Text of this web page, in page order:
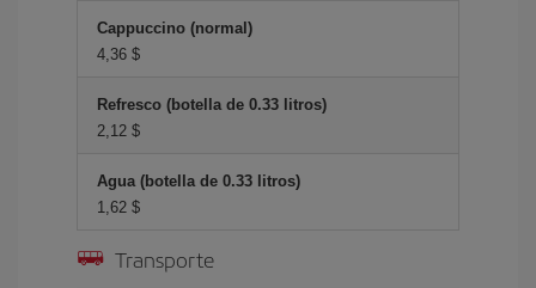
Cappuccino (normal)
4,36 $
Refresco (botella de 0.33 litros)
2,12 $
Agua (botella de 0.33 litros)
1,62 $
Transporte